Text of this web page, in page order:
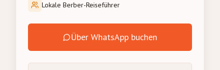
Lokale Berber-Reiseführer
Über WhatsApp buchen